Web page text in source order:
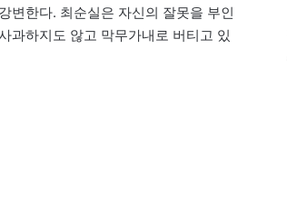
변한다. 최순실은 자신의 잘못을 부인
과하지도 않고 막무가내로 버티고 있